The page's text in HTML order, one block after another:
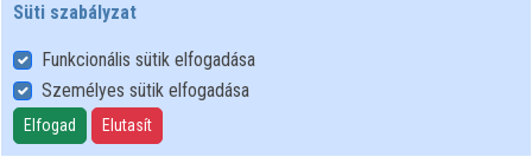
Testnevelés óra - akadálypálya, labdaátadások
22 357 megtekintés
Süti szabályzat
Funkcionális sütik elfogadása
Személyes sütik elfogadása
Elfogad Elutasít